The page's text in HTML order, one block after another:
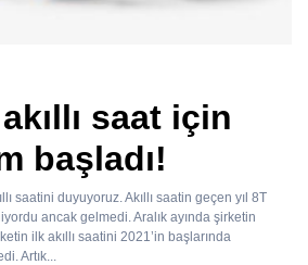
saat için
başladı!
saatini duyuyoruz. Akıllı saatin geçen yıl 8T
ancak gelmedi. Aralık ayında şirketin
ilk akıllı saatini 2021’in başlarında
Artık...